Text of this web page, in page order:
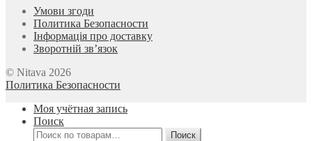
Умови згоди
Политика Безопасности
Інформація про доставку
Зворотній зв’язок
© Nitava 2026
Политика Безопасности
Моя учётная запись
Поиск
Искать:
Поиск